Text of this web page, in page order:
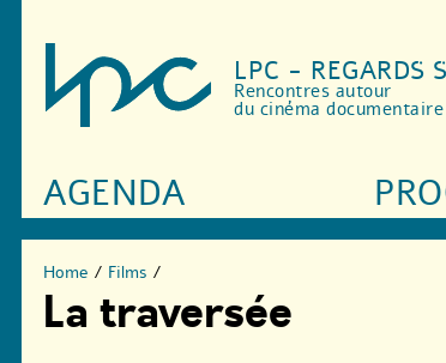
LPC - REGARDS
Rencontres autour
du cinéma documentaire
AGENDA
Home / Films /
La traversée